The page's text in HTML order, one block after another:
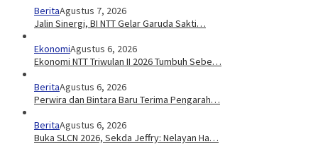
BeritaAgustus 7, 2026
Jalin Sinergi, BI NTT Gelar Garuda Sakti…
EkonomiAgustus 6, 2026
Ekonomi NTT Triwulan II 2026 Tumbuh Sebe…
BeritaAgustus 6, 2026
Perwira dan Bintara Baru Terima Pengarah…
BeritaAgustus 6, 2026
Buka SLCN 2026, Sekda Jeffry: Nelayan Ha…